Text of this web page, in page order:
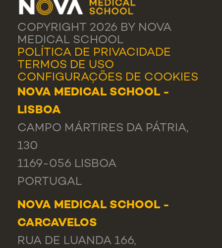
COPYRIGHT 2026 BY NOVA
MEDICAL SCHOOL
POLÍTICA DE PRIVACIDADE
TERMOS DE USO
CONFIGURAÇÕES DE COOKIES
NOVA MEDICAL SCHOOL -
LISBOA
CAMPO MÁRTIRES DA PÁTRIA,
130
1169-056 LISBOA
PORTUGAL
NOVA MEDICAL SCHOOL -
CARCAVELOS
RUA DE LUANDA 166,